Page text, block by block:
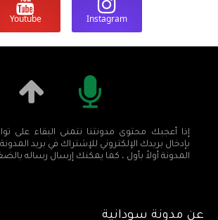
Instagram
Youtube
إذا أعجبك محتوى مدونتنا نتمنى البقاء على
بإدخال بريدك الإلكتروني للإشتراك في بريد
المدونة أولاً بأول ، كما يمكنك إرسال رساله
عن مدونة سودانية